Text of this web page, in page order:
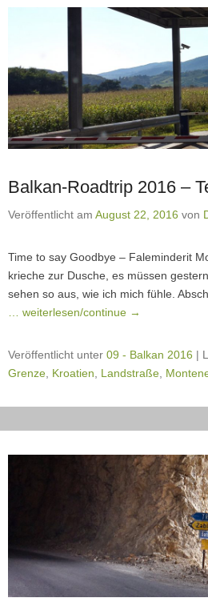
Balkan-Roadtrip 2016 –
Veröffentlicht am August 22, 2016 von
Time to say Goodbye – Faleminderit
krieche zur Dusche, es müssen
sehen so aus, wie ich mich fühle.
… weiterlesen/continue →
Veröffentlicht unter 09 - Balkan 2016 |
Grenze, Kroatien, Landstraße,